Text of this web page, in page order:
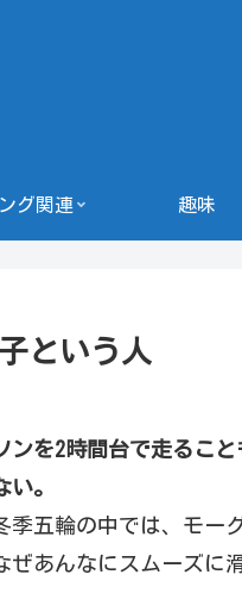
グ関連 趣味
という人
ンを2時間台で走るこ
い。
季五輪の中では、モー
ぜあんなにスムーズに